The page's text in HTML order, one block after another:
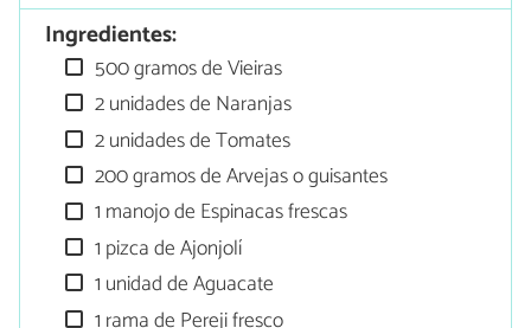
Ingredientes:
500 gramos de Vieiras
2 unidades de Naranjas
2 unidades de Tomates
200 gramos de Arvejas o guisantes
1 manojo de Espinacas frescas
1 pizca de Ajonjolí
1 unidad de Aguacate
1 rama de Pereji fresco